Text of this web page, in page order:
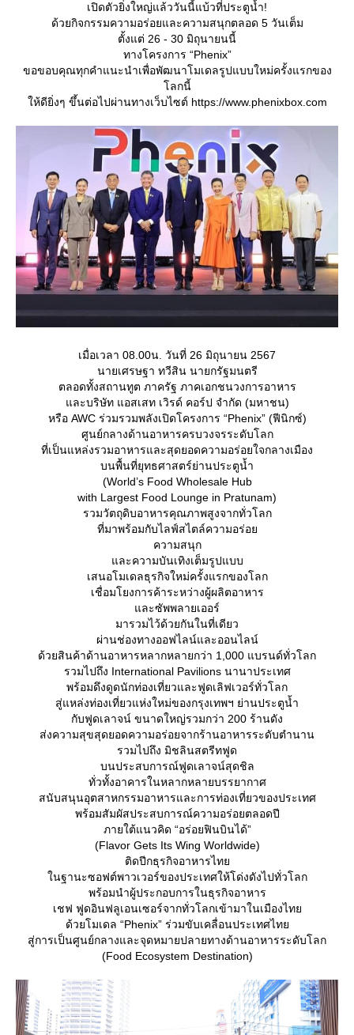
เปิดตัวยิ่งใหญ่แล้ววันนี้แบ้วที่ประตูน้ำ!
ด้วยกิจกรรมความอร่อยและความสนุกตลอด 5 วันเต็ม
ตั้งแต่ 26 - 30 มิถุนายนนี้
ทางโครงการ “Phenix”
ขอขอบคุณทุกคำแนะนำเพื่อพัฒนาโมเดลรูปแบบใหม่ครั้งแรกของ
ลกนี้
ห้ดียิ่งๆ ขึ้นต่อไปผ่านทางเว็บไซต์ https://www.phenixbox.com
เมื่อเวลา 08.00น. วันที่ 26 มิถุนายน 2567
นายเศรษฐา ทวีสิน นายกรัฐมนตรี
ตลอดทั้งสถานทูต ภาครัฐ ภาคเอกชนวงการอาหาร
ละบริษัท แอสเสท เวิรด์ คอร์ป จํากัด (มหาชน)
หรือ AWC ร่วมรวมพลังเปิดโครงการ “Phenix” (ฟีนิกซ์)
ศูนย์กลางด้านอาหารครบวงจรระดับโลก
ที่เป็นแหล่งรวมอาหารและสุดยอดความอร่อยใจกลางเมือง
บนพื้นที่ยุทธศาสตร์ย่านประตูน้ำ
(World’s Food Wholesale Hub
with Largest Food Lounge in Pratunam)
รวมวัตถุดิบอาหารคุณภาพสูงจากทั่วโลก
ที่มาพร้อมกับไลฟ์สไตล์ความอร่อ
ความสนุก
ละความบันเทิงเต็มรูปแบบ
เสนอโมเดลธุรกิจใหม่ครั้งแรกของโลก
เชื่อมโยงการค้าระหว่างผู้ผลิตอาหาร
ละซัพพลายเออร์
มารวมไว้ด้วยกันในที่เดียว
ผ่านช่องทางออฟไลน์และออนไลน์
ด้วยสินค้าด้านอาหารหลากหลายกว่า 1,000 แบรนด์ทั่วโลก
รวมไปถึง International Pavilions นานาประเทศ
พร้อมดึงดูดนักท่องเที่ยวและฟูดเลิฟเวอร์ทั่วโลก
สู่แหล่งท่องเที่ยวแห่งใหม่ของกรุงเทพฯ ย่านประตูน้ำ
กับฟูดเลาจน์ ขนาดใหญ่รวมกว่า 200 ร้านดัง
ส่งความสุขสุดยอดความอร่อยจากร้านอาหารระดับตำนาน
รวมไปถึง มิชลินสตรีทฟูด
บนประสบการณ์ฟูดเลาจน์สุดชิล
ทั่วทั้งอาคารในหลากหลายบรรยากาศ
สนับสนุนอุตสาหกรรมอาหารและการท่องเที่ยวของประเทศ
พร้อมสัมผัสประสบการณ์ความอร่อยตลอดปี
ภายใต้แนวคิด “อร่อยฟินบินได้”
(Flavor Gets Its Wing Worldwide)
ติดปีกธุรกิจอาหารไท
นฐานะซอฟต์พาวเวอร์ของประเทศให้โด่งดังไปทั่วโลก
พร้อมนำผู้ประกอบการในธุรกิจอาหาร
เชฟ ฟูดอินฟลูเอนเซอร์จากทั่วโลกเข้ามาในเมืองไท
ด้วยโมเดล “Phenix” ร่วมขับเคลื่อนประเทศไท
สู่การเป็นศูนย์กลางและจุดหมายปลายทางด้านอาหารระดับโลก
(Food Ecosystem Destination)